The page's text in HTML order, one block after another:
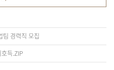
팀 경력직 모집
득.ZIP